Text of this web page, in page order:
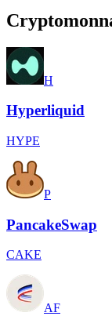
H
Hyperliquid
HYPE
P
PancakeSwap
CAKE
AF